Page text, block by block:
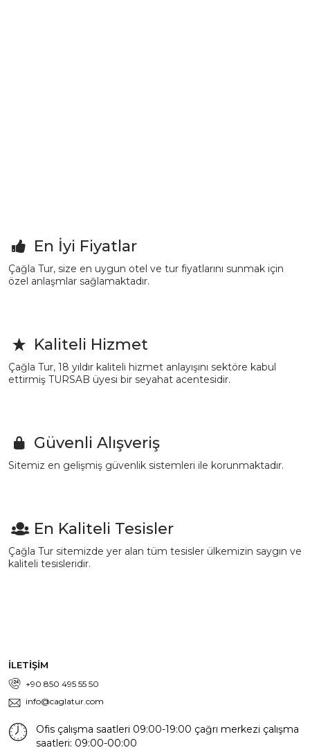
En İyi Fiyatlar
Çağla Tur, size en uygun otel ve tur fiyatlarını sunmak için
özel anlaşmlar sağlamaktadır.
Kaliteli Hizmet
Çağla Tur, 18 yıldır kaliteli hizmet anlayışını sektöre kabul
ettirmiş TURSAB üyesi bir seyahat acentesidir.
Güvenli Alışveriş
Sitemiz en gelişmiş güvenlik sistemleri ile korunmaktadır.
En Kaliteli Tesisler
Çağla Tur sitemizde yer alan tüm tesisler ülkemizin saygın ve
kaliteli tesisleridir.
İLETİŞİM
+90 850 495 55 50
info@caglatur.com
Ofis çalışma saatleri 09:00-19:00 çağrı merkezi çalışma
saatleri: 09:00-00:00